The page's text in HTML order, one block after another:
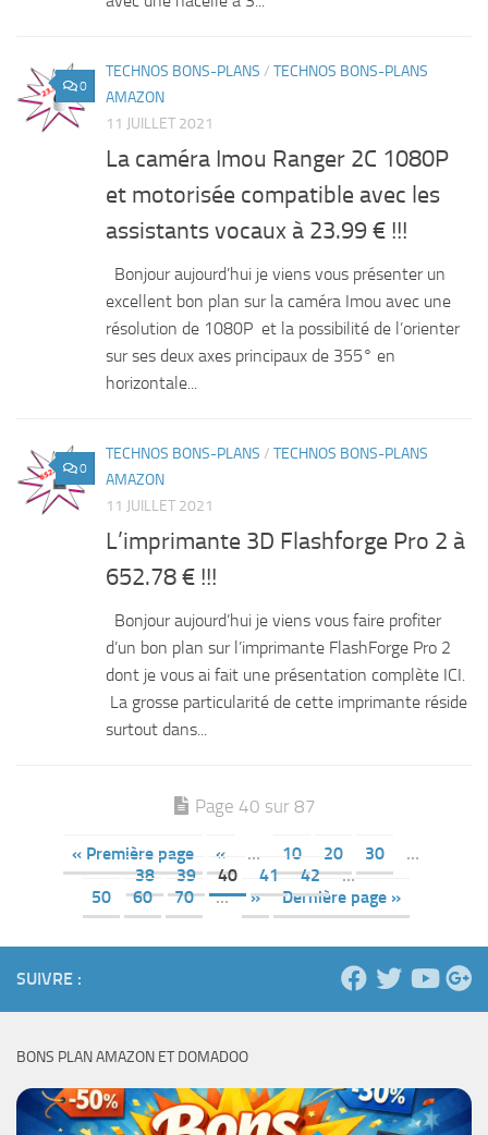
0
TECHNOS BONS-PLANS / TECHNOS BONS-PLANS
AMAZON
11 JUILLET 2021
La caméra Imou Ranger 2C 1080P
et motorisée compatible avec les
assistants vocaux à 23.99 € !!!
Bonjour aujourd’hui je viens vous présenter un
excellent bon plan sur la caméra Imou avec une
résolution de 1080P et la possibilité de l’orienter
sur ses deux axes principaux de 355° en
horizontale...
0
TECHNOS BONS-PLANS / TECHNOS BONS-PLANS
AMAZON
11 JUILLET 2021
L’imprimante 3D Flashforge Pro 2 à
652.78 € !!!
Bonjour aujourd’hui je viens vous faire profiter
d’un bon plan sur l’imprimante FlashForge Pro 2
dont je vous ai fait une présentation complète ICI.
La grosse particularité de cette imprimante réside
surtout dans...
Page 40 sur 87
« Première page « … 10 20 30
…
38
39 40 41 42
…
50
60 70 … » Dernière page »
SUIVRE :
BONS PLAN AMAZON ET DOMADOO